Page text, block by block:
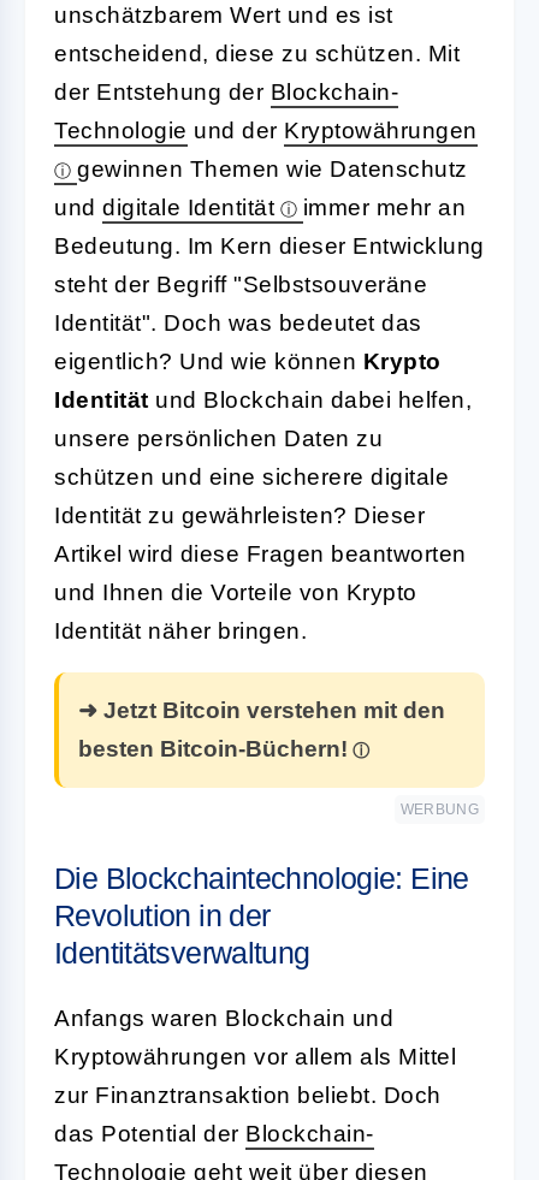
unschätzbarem Wert und es ist
entscheidend, diese zu schützen. Mit
der Entstehung der Blockchain-
Technologie und der Kryptowährungen
gewinnen Themen wie Datenschutz
und digitale Identität
immer mehr an
Bedeutung. Im Kern dieser Entwicklung
steht der Begriff "Selbstsouveräne
Identität". Doch was bedeutet das
eigentlich? Und wie können Krypto
Identität und Blockchain dabei helfen,
unsere persönlichen Daten zu
schützen und eine sicherere digitale
Identität zu gewährleisten? Dieser
Artikel wird diese Fragen beantworten
und Ihnen die Vorteile von Krypto
Identität näher bringen.
➜ Jetzt Bitcoin verstehen mit den
besten Bitcoin-Büchern!
WERBUNG
Die Blockchaintechnologie: Eine
Revolution in der
Identitätsverwaltung
Anfangs waren Blockchain und
Kryptowährungen vor allem als Mittel
zur Finanztransaktion beliebt. Doch
das Potential der Blockchain-
Technologie geht weit über diesen